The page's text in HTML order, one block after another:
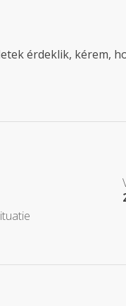
érdeklik, kérem,